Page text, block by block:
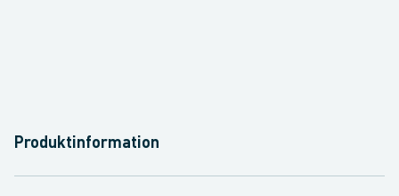
Produktinformation